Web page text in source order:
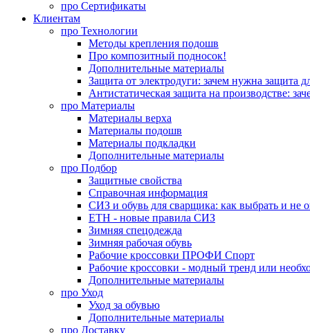
про Сертификаты
Клиентам
про Технологии
Методы крепления подошв
Про композитный подносок!
Дополнительные материалы
Защита от электродуги: зачем нужна защита
Антистатическая защита на производстве:
про Материалы
Материалы верха
Материалы подошв
Материалы подкладки
Дополнительные материалы
про Подбор
Защитные свойства
Справочная информация
СИЗ и обувь для сварщика: как выбрать и не
ЕТН - новые правила СИЗ
Зимняя спецодежда
Зимняя рабочая обувь
Рабочие кроссовки ПРОФИ Спорт
Рабочие кроссовки - модный тренд или
Дополнительные материалы
про Уход
Уход за обувью
Дополнительные материалы
про Доставку